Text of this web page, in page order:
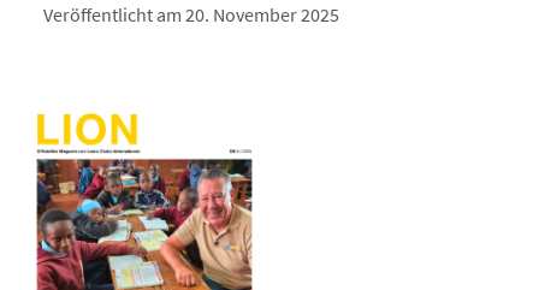
Veröffentlicht am 20. November 2025